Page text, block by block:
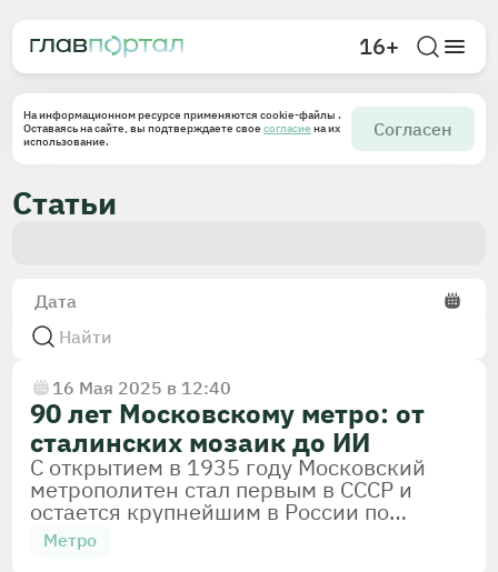
16+
На информационном ресурсе применяются cookie-файлы .
Оставаясь на сайте, вы подтверждаете свое согласие на их
использование.
Согласен
Статьи
Дата
16 Мая 2025 в 12:40
90 лет Московскому метро: от
сталинских мозаик до ИИ
С открытием в 1935 году Московский
метрополитен стал первым в СССР и
остается крупнейшим в России по
протяженности, числу станций и объему
перевозок.
Метро